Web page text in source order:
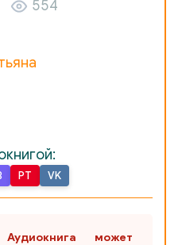
554
PT VK
может